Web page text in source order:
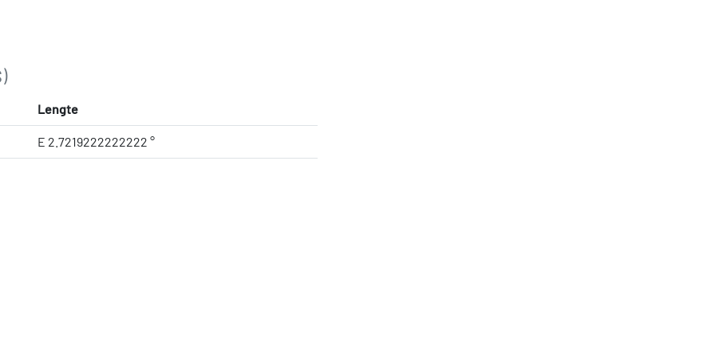
Lengte
E 2.7219222222222 °